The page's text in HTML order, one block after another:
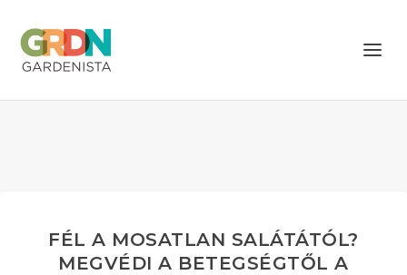
FÉL A MOSATLAN SALÁTÁTÓL?
MEGVÉDI A BETEGSÉGTŐL A